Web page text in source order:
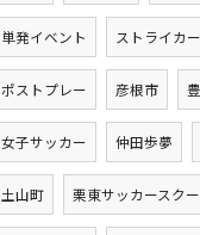
単発イベント ストライカ
ポストプレー 彦根市
女子サッカー 仲田歩夢
土山町 栗東サッカースク